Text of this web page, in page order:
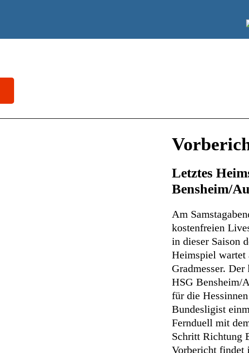
Letztes
Bensheim/
Am
kostenfreien
in dieser Saison
Heimspiel wartet
Gradmesser.
HSG Bensheim/
für die
Bundesligist
Fernduell mit
Schritt Richtung
Vorbericht findet